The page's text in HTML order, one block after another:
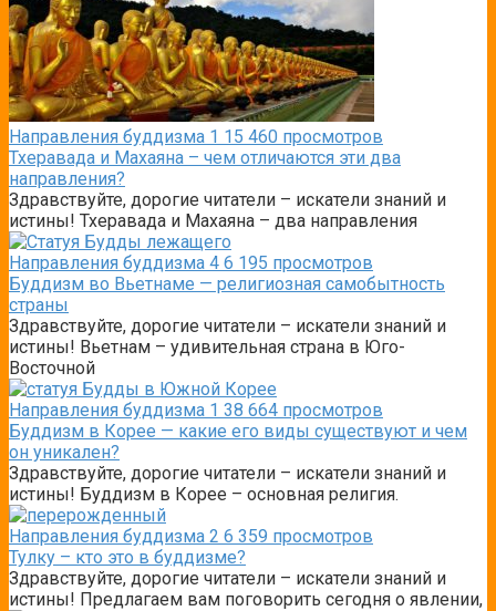
Направления буддизма 1 15 460 просмотров
Тхеравада и Махаяна – чем отличаются эти два
направления?
Здравствуйте, дорогие читатели – искатели знаний и
истины! Тхеравада и Махаяна – два направления
Направления буддизма 4 6 195 просмотров
Буддизм во Вьетнаме — религиозная самобытность
страны
Здравствуйте, дорогие читатели – искатели знаний и
истины! Вьетнам – удивительная страна в Юго-
Восточной
Направления буддизма 1 38 664 просмотров
Буддизм в Корее — какие его виды существуют и чем
он уникален?
Здравствуйте, дорогие читатели – искатели знаний и
истины! Буддизм в Корее – основная религия.
Направления буддизма 2 6 359 просмотров
Тулку – кто это в буддизме?
Здравствуйте, дорогие читатели – искатели знаний и
истины! Предлагаем вам поговорить сегодня о явлении,